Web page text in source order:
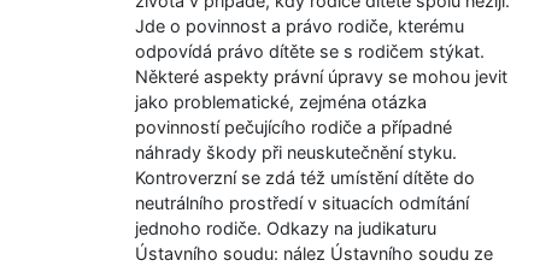
Jde o povinnost a právo rodiče, kterému
odpovídá právo dítěte se s rodičem stýkat.
Některé aspekty právní úpravy se mohou jevit
jako problematické, zejména otázka
povinností pečujícího rodiče a případné
náhrady škody při neuskutečnění styku.
Kontroverzní se zdá též umístění dítěte do
neutrálního prostředí v situacích odmítání
jednoho rodiče. Odkazy na judikaturu
Ústavního soudu: nález Ústavního soudu ze